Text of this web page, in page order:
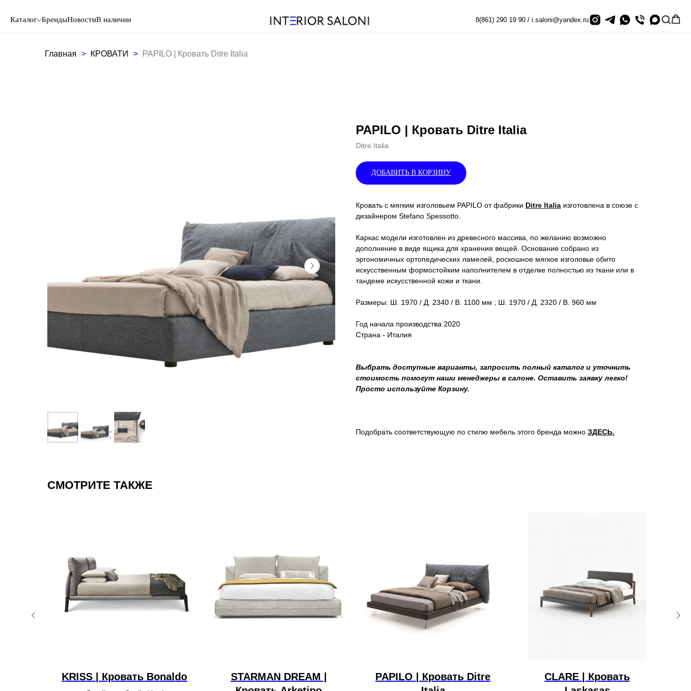
Каталог БрендыНовостиВ наличии 8(861) 290 19 90 / i.saloni@yandex.ru
Главная КРОВАТИ PAPILO | Кровать Ditre Italia
PAPILO | Кровать Ditre Italia
Ditre Italia
ДОБАВИТЬ В КОРЗИНУ
Кровать с мягким изголовьем PAPILO от фабрики Ditre Italia изготовлена в союзе с
дизайнером Stefano Spessotto.
Каркас модели изготовлен из древесного массива, по желанию возможно
дополнение в виде ящика для хранения вещей. Основание собрано из
эргономичных ортопедических ламелей, роскошное мягкое изголовье обито
искусственным формостойким наполнителем в отделке полностью из ткани или в
тандеме искусственной кожи и ткани.
Размеры: Ш. 1970 / Д. 2340 / В. 1100 мм ; Ш. 1970 / Д. 2320 / В. 960 мм
Год начала производства 2020
Страна - Италия
Выбрать доступные варианты, запросить полный каталог и уточнить
стоимость помогут наши менеджеры в салоне. Оставить заявку легко!
Просто используйте Корзину.
Подобрать соответствующую по стилю мебель этого бренда можно ЗДЕСЬ.
СМОТРИТЕ ТАКЖЕ
KRISS | Кровать Bonaldo
STARMAN DREAM |
PAPILO | Кровать Ditre
CLARE | Кровать